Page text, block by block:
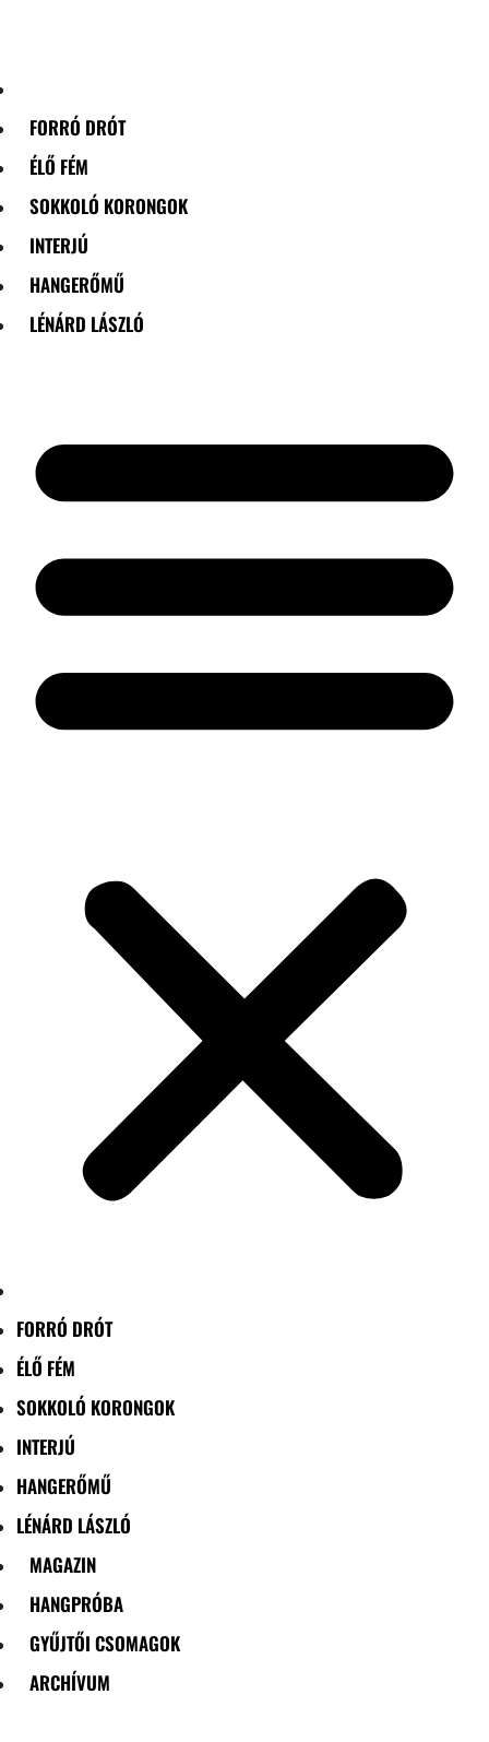
FORRÓ DRÓT
ÉLŐ FÉM
SOKKOLÓ KORONGOK
INTERJÚ
HANGERŐMŰ
LÉNÁRD LÁSZLÓ
FORRÓ DRÓT
ÉLŐ FÉM
SOKKOLÓ KORONGOK
INTERJÚ
HANGERŐMŰ
LÉNÁRD LÁSZLÓ
MAGAZIN
HANGPRÓBA
GYŰJTŐI CSOMAGOK
ARCHÍVUM